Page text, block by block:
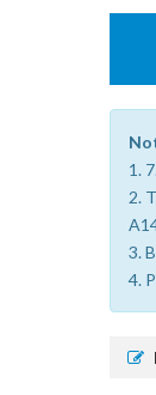
1.
2.
3.
4.